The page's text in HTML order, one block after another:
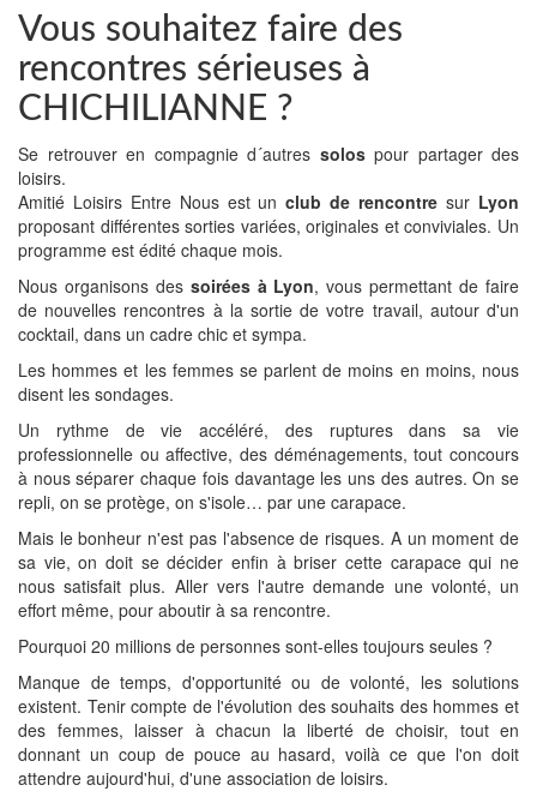
Vous souhaitez faire des
rencontres sérieuses à
CHICHILIANNE ?
Se retrouver en compagnie d´autres solospour partager des
loisirs.
Amitié Loisirs Entre Nous est unclub de rencontre sur Lyon
proposant différentes sorties variées, originales et conviviales. Un
programme est édité chaque mois.
Nous organisons des soirées à Lyon, vous permettant de faire
de nouvelles rencontres à la sortie de votre travail, autour d'un
cocktail, dans un cadre chic et sympa.
Les hommes et les femmes se parlent de moins en moins, nous
disent les sondages.
Un rythme de vie accéléré, des ruptures dans sa vie
professionnelle ou affective, des déménagements, tout concours
à nous séparer chaque fois davantage les uns des autres. On se
repli, on se protège, on s'isole… par une carapace.
Mais le bonheur n'est pas l'absence de risques. A un moment de
sa vie, on doit se décider enfin à briser cette carapace qui ne
nous satisfait plus. Aller vers l'autre demande une volonté, un
effort même, pour aboutir à sa rencontre.
Pourquoi 20 millions de personnes sont-elles toujours seules ?
Manque de temps, d'opportunité ou de volonté, les solutions
existent. Tenir compte de l'évolution des souhaits des hommes et
des femmes, laisser à chacun la liberté de choisir, tout en
donnant un coup de pouce au hasard, voilà ce que l'on doit
attendre aujourd'hui, d'une association de loisirs.